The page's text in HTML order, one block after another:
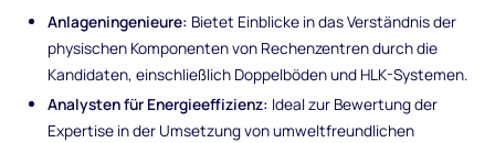
Anlageningenieure: Bietet Einblicke in das Verständnis der
physischen Komponenten von Rechenzentren durch die
Kandidaten, einschließlich Doppelböden und HLK-Systemen.
Analysten für Energieeffizienz: Ideal zur Bewertung der
Expertise in der Umsetzung von umweltfreundlichen